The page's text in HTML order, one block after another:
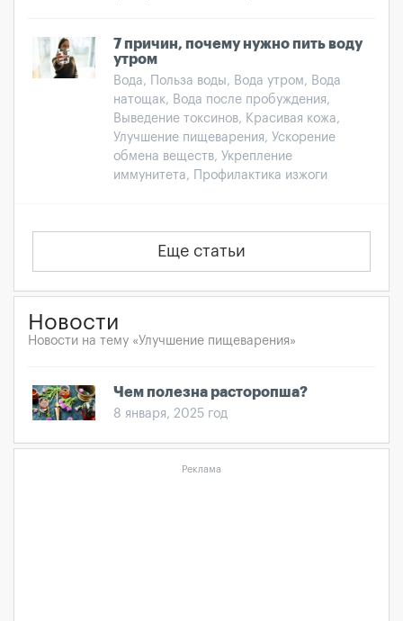
7 причин, почему нужно пить воду
утром
Вода, Польза воды, Вода утром, Вода
натощак, Вода после пробуждения,
Выведение токсинов, Красивая кожа,
Улучшение пищеварения, Ускорение
обмена веществ, Укрепление
иммунитета, Профилактика изжоги
Еще статьи
Новости
Новости на тему «Улучшение пищеварения»
Чем полезна расторопша?
8 января, 2025 год
Реклама